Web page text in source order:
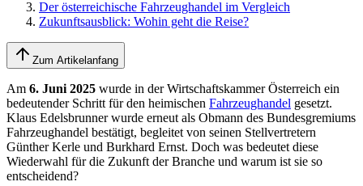
Der österreichische Fahrzeughandel im Vergleich
Zukunftsausblick: Wohin geht die Reise?
Zum Artikelanfang
Am 6. Juni 2025 wurde in der Wirtschaftskammer Österreich ein
bedeutender Schritt für den heimischen Fahrzeughandel gesetzt.
Klaus Edelsbrunner wurde erneut als Obmann des Bundesgremiums
Fahrzeughandel bestätigt, begleitet von seinen Stellvertretern
Günther Kerle und Burkhard Ernst. Doch was bedeutet diese
Wiederwahl für die Zukunft der Branche und warum ist sie so
entscheidend?